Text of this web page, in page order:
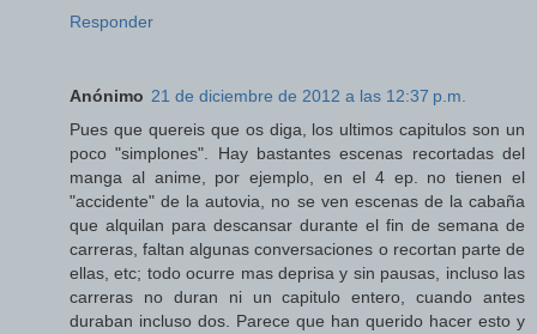
Responder
Anónimo 21 de diciembre de 2012 a las 12:37 p.m.
Pues que quereis que os diga, los ultimos capitulos son un
poco "simplones". Hay bastantes escenas recortadas del
manga al anime, por ejemplo, en el 4 ep. no tienen el
"accidente" de la autovia, no se ven escenas de la cabaña
que alquilan para descansar durante el fin de semana de
carreras, faltan algunas conversaciones o recortan parte de
ellas, etc; todo ocurre mas deprisa y sin pausas, incluso las
carreras no duran ni un capitulo entero, cuando antes
duraban incluso dos. Parece que han querido hacer esto y